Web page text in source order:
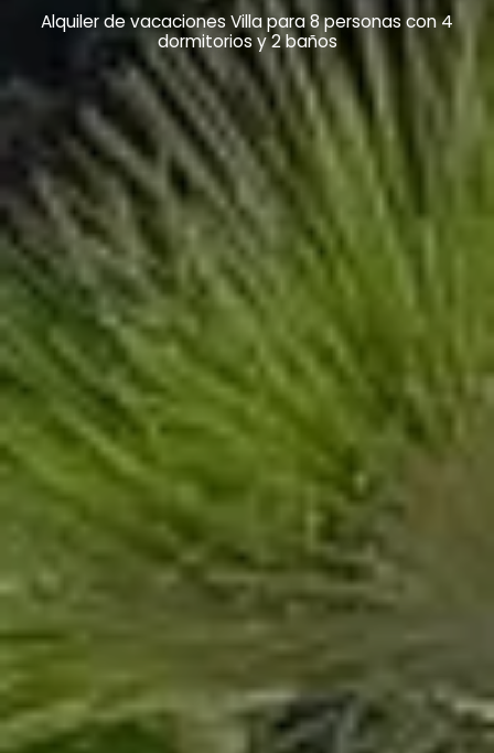
Alquiler de vacaciones Villa para 8 personas con 4
dormitorios y 2 baños